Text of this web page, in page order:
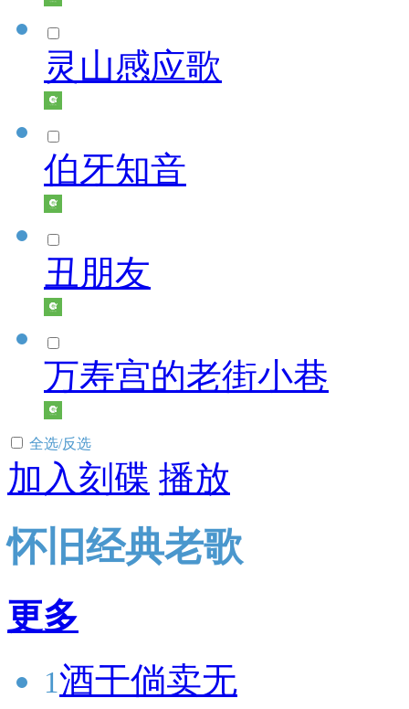
灵山感应歌
伯牙知音
丑朋友
万寿宫的老街小巷
全选/反选
加入刻碟 播放
怀旧经典老歌
更多
1酒干倘卖无